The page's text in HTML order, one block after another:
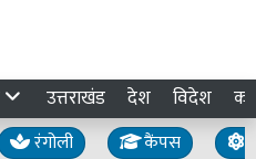
उत्तराखंड देश विदेश
रंगोली कैंपस